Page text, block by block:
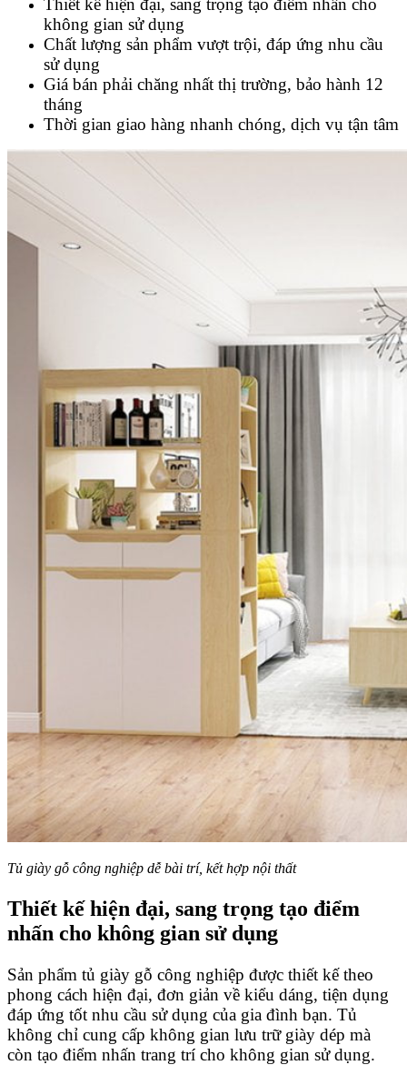
Thiết kế hiện đại, sang trọng tạo điểm nhấn cho
không gian sử dụng
Chất lượng sản phẩm vượt trội, đáp ứng nhu cầu
sử dụng
Giá bán phải chăng nhất thị trường, bảo hành 12
tháng
Thời gian giao hàng nhanh chóng, dịch vụ tận tâm
Tủ giày gỗ công nghiệp dễ bài trí, kết hợp nội thất
Thiết kế hiện đại, sang trọng tạo điểm
nhấn cho không gian sử dụng
Sản phẩm tủ giày gỗ công nghiệp được thiết kế theo
phong cách hiện đại, đơn giản về kiểu dáng, tiện dụng
đáp ứng tốt nhu cầu sử dụng của gia đình bạn. Tủ
không chỉ cung cấp không gian lưu trữ giày dép mà
còn tạo điểm nhấn trang trí cho không gian sử dụng.